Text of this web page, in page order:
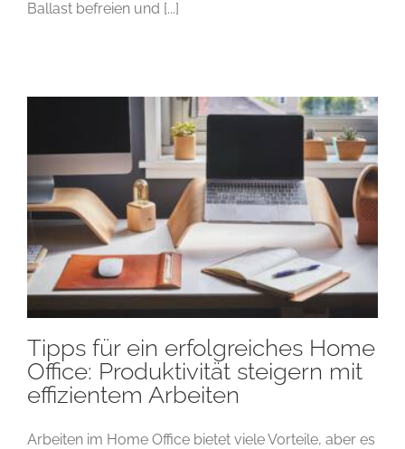
Ballast befreien und [...]
Tipps für ein erfolgreiches Home
Office: Produktivität steigern mit
effizientem Arbeiten
Arbeiten im Home Office bietet viele Vorteile, aber es